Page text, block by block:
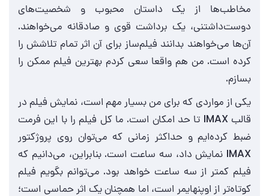
مخاطب‌ها از یک داستان محبوب و شخصیت‌های
دوست‌داشتنی، یک برداشت قوی و صادقانه می‌خواهند.
آن‌ها می‌خواهند بدانند فیلم‌ساز برای آن اثر تمام تلاشش را
کرده است. من هم واقعا سعی کردم بهترین فیلم ممکن را
بسازم.
یکی از مواردی که برای من بسیار مهم است، نمایش فیلم در
قالب IMAX تا حد امکان است. ما کل فیلم را با این فرمت
ضبط کرده‌ایم و حداکثر زمانی که می‌توان روی پروژکتور
IMAX نمایش داد، سه ساعت است. بنابراین، می‌دانیم که
فیلم کمتر از سه ساعت خواهد بود. می‌توانم بگویم فیلم
کوتاه‌تر از اوپنهایمر است، اما همچنان یک اثر حماسی است؛